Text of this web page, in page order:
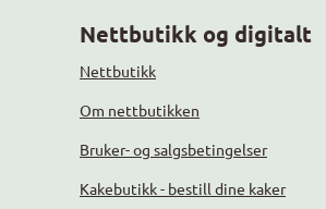
Nettbutikk og digitalt
Nettbutikk
Om nettbutikken
Bruker- og salgsbetingelser
Kakebutikk - bestill dine kaker